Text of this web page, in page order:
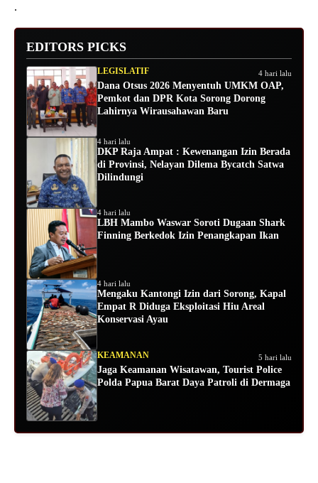
.
EDITORS PICKS
LEGISLATIF 4 hari lalu
Dana Otsus 2026 Menyentuh UMKM OAP,
Pemkot dan DPR Kota Sorong Dorong
Lahirnya Wirausahawan Baru
4 hari lalu
DKP Raja Ampat : Kewenangan Izin Berada
di Provinsi, Nelayan Dilema Bycatch Satwa
Dilindungi
4 hari lalu
LBH Mambo Waswar Soroti Dugaan Shark
Finning Berkedok Izin Penangkapan Ikan
4 hari lalu
Mengaku Kantongi Izin dari Sorong, Kapal
Empat R Diduga Eksploitasi Hiu Areal
Konservasi Ayau
KEAMANAN 5 hari lalu
Jaga Keamanan Wisatawan, Tourist Police
Polda Papua Barat Daya Patroli di Dermaga